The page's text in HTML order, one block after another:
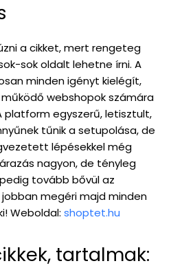
a cikket, mert rengeteg
sok oldalt lehetne írni. A
minden igényt kielégít,
webshopok számára
platform egyszerű, letisztult,
tűnik a setupolása, de
lépésekkel még
nagyon, de tényleg
tovább bővül az
megéri majd minden
Weboldal: shoptet.hu
tartalmak: